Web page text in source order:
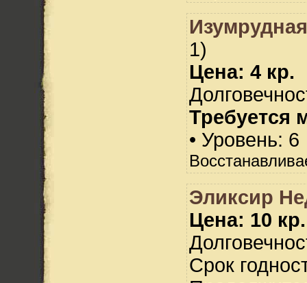
1)
Цена: 4 кр.
Требуется
• Уровень: 6
Эликсир
Цена: 10 кр.
Срок